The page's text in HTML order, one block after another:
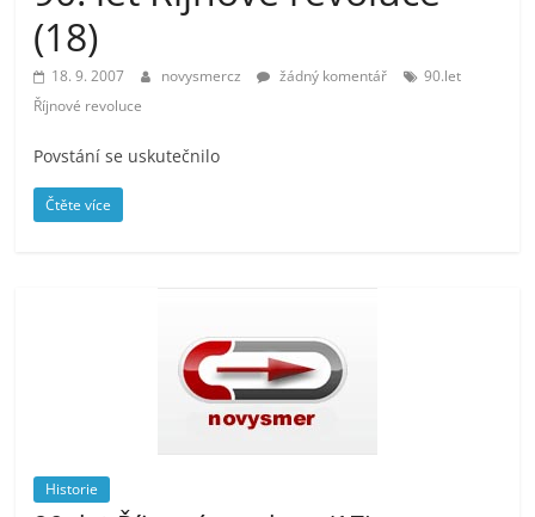
(18)
18. 9. 2007 novysmercz žádný komentář
90.let
Říjnové revoluce
Povstání se uskutečnilo
Čtěte více
Historie